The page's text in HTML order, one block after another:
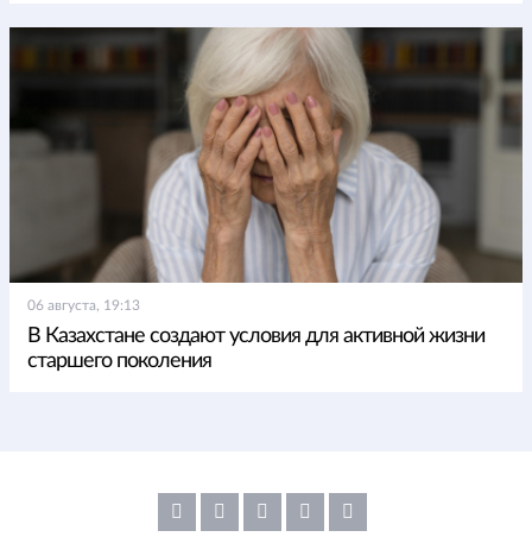
06 августа, 19:13
В Казахстане создают условия для активной жизни
старшего поколения